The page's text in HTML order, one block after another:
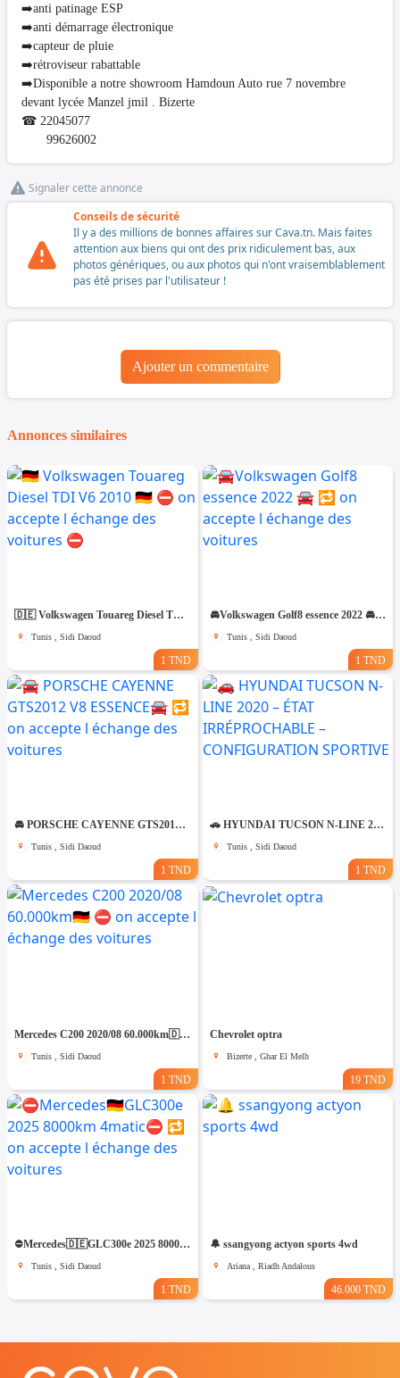
➡️anti patinage ESP
➡️anti démarrage électronique
➡️capteur de pluie
➡️rétroviseur rabattable
➡️Disponible a notre showroom Hamdoun Auto rue 7 novembre
devant lycée Manzel jmil . Bizerte
☎ 22045077
99626002
Signaler cette annonce
Conseils de sécurité
Il y a des millions de bonnes affaires sur Cava.tn. Mais faites
attention aux biens qui ont des prix ridiculement bas, aux
photos génériques, ou aux photos qui n'ont vraisemblablement
pas été prises par l'utilisateur !
Ajouter un commentaire
Annonces similaires
🇩🇪 Volkswagen Touareg Diesel TDI V6 2010 🇩🇪 ⛔️ on accepte l échange des voitures ⛔️
Tunis , Sidi Daoud
1 TND
🚘Volkswagen Golf8 essence 2022 🚘 🔁 on accepte l échange des voitures
Tunis , Sidi Daoud
1 TND
🚘 PORSCHE CAYENNE GTS2012 V8 ESSENCE🚘 🔁 on accepte l échange des voitures
Tunis , Sidi Daoud
1 TND
🚗 HYUNDAI TUCSON N-LINE 2020 – ÉTAT IRRÉPROCHABLE – CONFIGURATION SPORTIVE
Tunis , Sidi Daoud
1 TND
Mercedes C200 2020/08 60.000km🇩🇪 ⛔️ on accepte l échange des voitures
Tunis , Sidi Daoud
1 TND
Chevrolet optra
Bizerte , Ghar El Melh
19 TND
⛔️Mercedes🇩🇪GLC300e 2025 8000km 4matic⛔️ 🔁 on accepte l échange des voitures
Tunis , Sidi Daoud
1 TND
🔔 ssangyong actyon sports 4wd
Ariana , Riadh Andalous
46.000 TND